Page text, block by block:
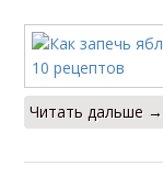
Читать дальше →